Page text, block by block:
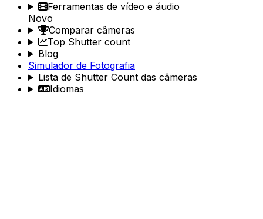
Ferramentas de vídeo e áudio
Novo
Comparar câmeras
Top Shutter count
Blog
Simulador de Fotografia
Lista de Shutter Count das câmeras
Idiomas